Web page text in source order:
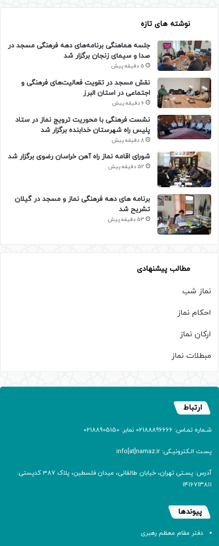
نوشته های تازه
جلسه هماهنگی برنامه‌های دهه فرهنگی مسجد در
صدا و سیمای زنجان برگزار شد
5 دقیقه پیش
نقش مسجد در تقویت فعالیت‌های فرهنگی و
اجتماعی در استان البرز
6 دقیقه پیش
نشست فرهنگی با محوریت ترویج نماز در ستاد
پلیس راه شهرستان خدابنده برگزار شد
8 دقیقه پیش
شورای اقامه نماز راه آهن خراسان رضوی برگزار شد
52 دقیقه پیش
برنامه های دهه فرهنگی نماز و مسجد در گیلان
تشریح شد
53 دقیقه پیش
مطالب پیشنهادی
نماز شب
احکام نماز
ارکان نماز
مبطلات نماز
ارتباط
شـماره تمـاس: 02188896666 نمابر: 02188905150
پسـت الـکترونیـکی: info[at]namaz.ir
آدرس: پسـتی تهران، خیابان طالقانی، میدان فلسطین، پلاک 387 کدپستی:
۱۴۱۶۷۱۳۸۱۱
پیوندها
دفتر مقام معظم رهبری